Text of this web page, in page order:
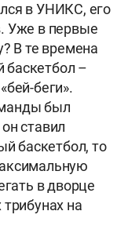
в УНИКС, его
Уже в первые
В те времена
баскетбол –
беги».
был
ставил
баскетбол, то
в дворце
на